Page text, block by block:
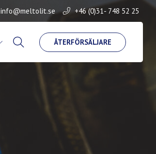
info@meltolit.se +46 (0)31- 748 52 25
ÅTERFÖRSÄLJARE